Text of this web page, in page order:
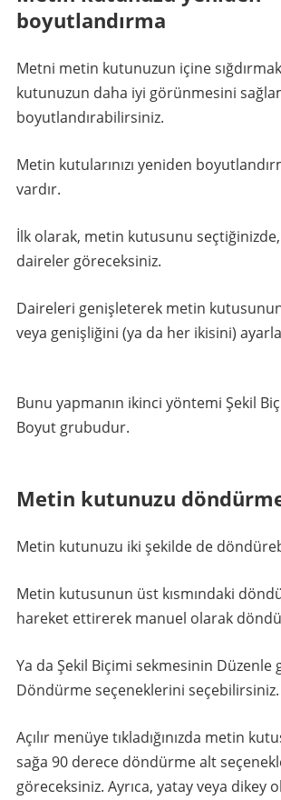
boyutlandırma
Metni metin kutunuzun içine
kutunuzun daha iyi görünmesini
boyutlandırabilirsiniz.
Metin kutularınızı yeniden
vardır.
İlk olarak, metin kutusunu
daireler göreceksiniz.
Daireleri genişleterek metin
veya genişliğini (ya da her ikisini)
Bunu yapmanın ikinci yöntemi Şekil
Boyut grubudur.
Metin kutunuzu
Metin kutunuzu iki şekilde de
Metin kutusunun üst kısmındaki
hareket ettirerek manuel olarak
Ya da Şekil Biçimi sekmesinin Düzenle
Döndürme seçeneklerini seçebilirsiniz.
Açılır menüye tıkladığınızda metin
sağa 90 derece döndürme alt
göreceksiniz. Ayrıca, yatay veya dikey